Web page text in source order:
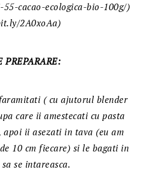
cacao-ecologica-bio-100g/)
2A0xoAa)
PREPARARE:
( cu ajutorul blender
care ii amestecati cu pasta
apoi ii asezati in tava (eu am
10 cm fiecare) si le bagati in
se intareasca.